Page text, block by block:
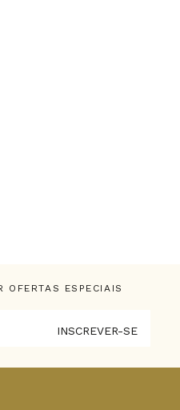
OFERTAS ESPECIAIS
INSCREVER-SE